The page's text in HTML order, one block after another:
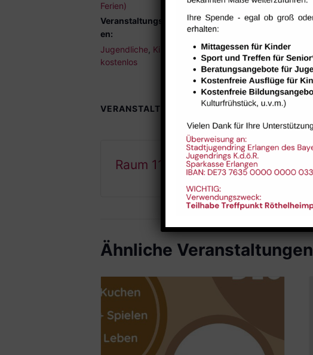
Ferien)
Veranstaltungskategori
en:
Jugendliche Kinder
kostenlos
VERANSTALTUNGSORTE
Raum 112
Ähnliche Veranstaltungen